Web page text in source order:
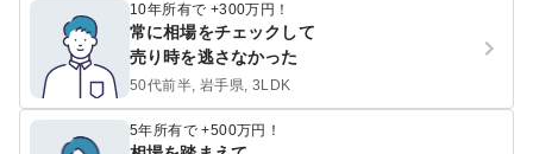
10年所有で +300万円！
常に相場をチェックして
売り時を逃さなかった
50代前半, 岩手県, 3LDK
5年所有で +500万円！